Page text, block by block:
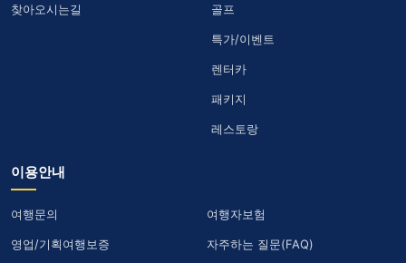
찾아오시는길 골프
특가/이벤트
렌터카
패키지
레스토랑
이용안내
여행문의 여행자보험
영업/기획여행보증 자주하는 질문(FAQ)